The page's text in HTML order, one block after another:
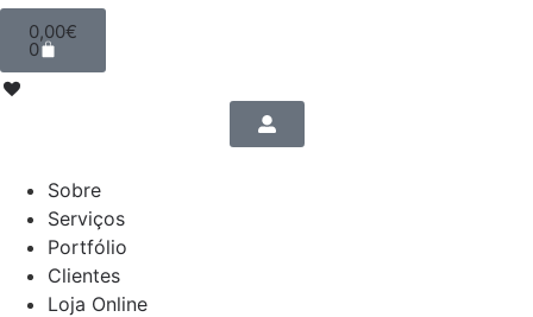
0,00€
0
Sobre
Serviços
Portfólio
Clientes
Loja Online